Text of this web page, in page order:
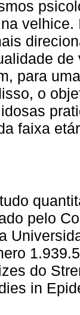
para
o
faixa
pelo
do
in